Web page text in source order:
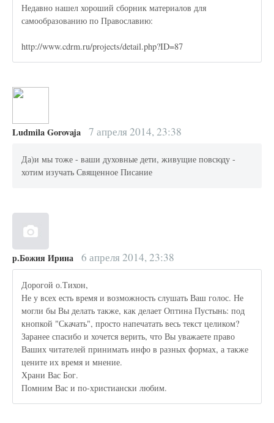
Недавно нашел хороший сборник материалов для
самообразованию по Православию:
http://www.cdrm.ru/projects/detail.php?ID=87
Ludmila Gorovaja 7 апреля 2014, 23:38
Да)и мы тоже - ваши духовные дети, живущие повсюду -
хотим изучать Священное Писание
р.Божия Ирина 6 апреля 2014, 23:38
Дорогой о.Тихон,
Не у всех есть время и возможность слушать Ваш голос. Не
могли бы Вы делать также, как делает Оптина Пустынь: под
кнопкой "Скачать", просто напечатать весь текст целиком?
Заранее спасибо и хочется верить, что Вы уважаете право
Ваших читателей принимать инфо в разных формах, а также
цените их время и мнение.
Храни Вас Бог.
Помним Вас и по-христиански любим.